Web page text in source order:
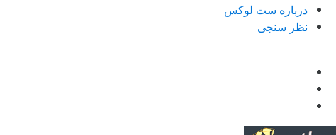
درباره ست لوکس
نظر سنجی